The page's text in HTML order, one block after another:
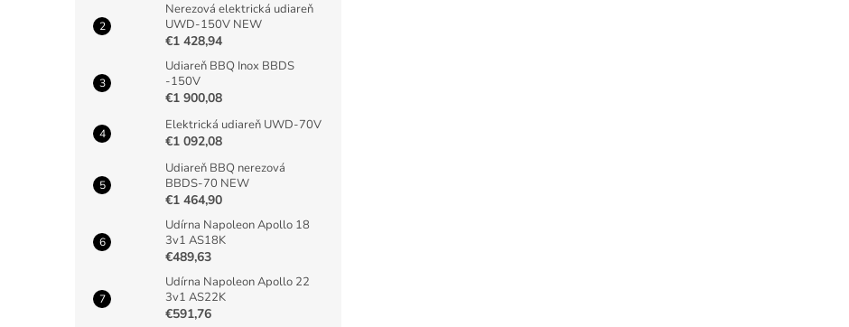
Nerezová elektrická udiareň
UWD-150V NEW
€1 428,94
Udiareň BBQ Inox BBDS
-150V
€1 900,08
Elektrická udiareň UWD-70V
€1 092,08
Udiareň BBQ nerezová
BBDS-70 NEW
€1 464,90
Udírna Napoleon Apollo 18
3v1 AS18K
€489,63
Udírna Napoleon Apollo 22
3v1 AS22K
€591,76